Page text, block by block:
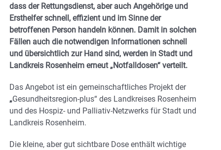
dass der Rettungsdienst, aber auch Angehörige und
Ersthelfer schnell, effizient und im Sinne der
betroffenen Person handeln können. Damit in solchen
Fällen auch die notwendigen Informationen schnell
und übersichtlich zur Hand sind, werden in Stadt und
Landkreis Rosenheim erneut „Notfalldosen“ verteilt.
Das Angebot ist ein gemeinschaftliches Projekt der
„Gesundheitsregion-plus“ des Landkreises Rosenheim
und des Hospiz- und Palliativ-Netzwerks für Stadt und
Landkreis Rosenheim.
Die kleine, aber gut sichtbare Dose enthält wichtige